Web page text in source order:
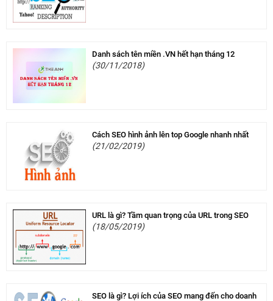
Danh sách tên miền .VN hết hạn tháng 12
(30/11/2018)
Cách SEO hình ảnh lên top Google nhanh nhất
(21/02/2019)
URL là gì? Tầm quan trọng của URL trong SEO
(18/05/2019)
SEO là gì? Lợi ích của SEO mang đến cho doanh